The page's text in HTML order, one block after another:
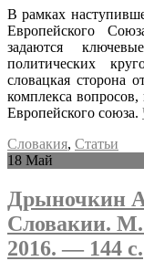
В рамках
Европейского
задаются
политических
словацкая сторона
комплекса
Европейского союза.
Словакия, Статьи
18 Май
Дрыночкин
Словакии.
2016. — 144 с.